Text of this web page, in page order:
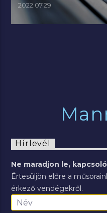
2022.07.29.
Hírlevél
Ne maradjon le,
Értesüljön előre a
érkező vendégekről.